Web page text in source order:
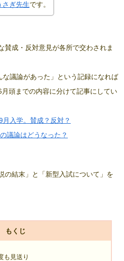
さぎ先生です。
賛成・反対意見が各所で交わされま
な議論があった」という記録になれば
頭までの内容に分けて記事にしてい
入学。賛成？反対？
議論はどうなった？
の結末」と「新型入試について」を
もくじ
も見送り